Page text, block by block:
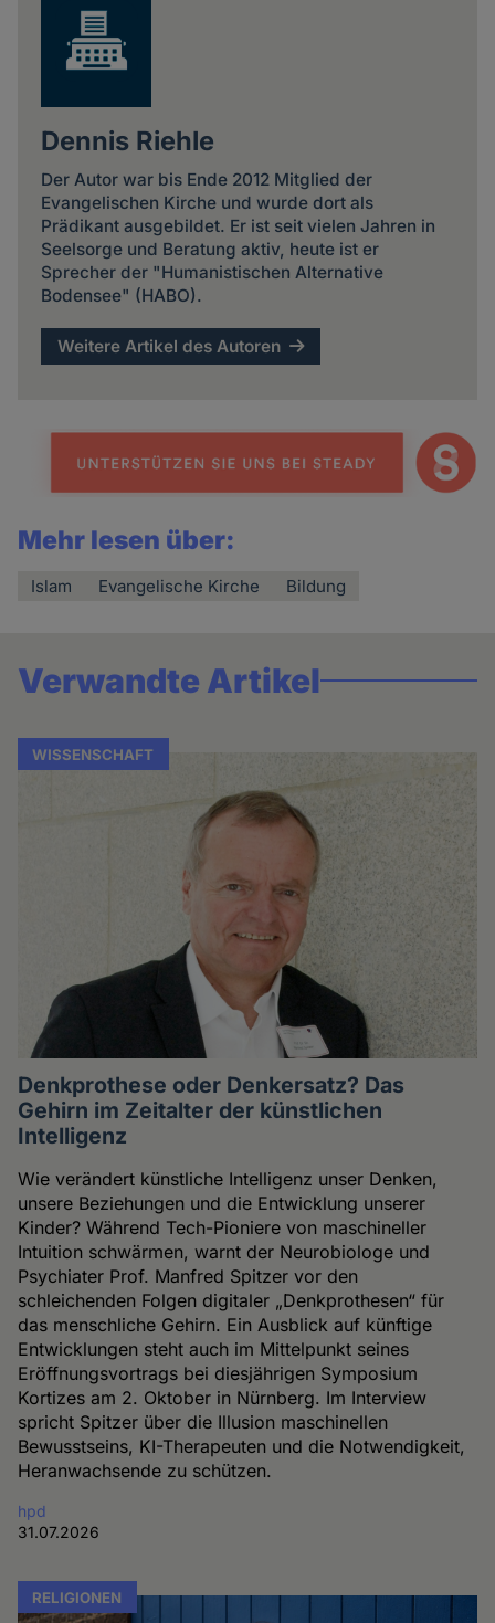
Dennis Riehle
Der Autor war bis Ende 2012 Mitglied der
Evangelischen Kirche und wurde dort als
Prädikant ausgebildet. Er ist seit vielen Jahren in
Seelsorge und Beratung aktiv, heute ist er
Sprecher der "Humanistischen Alternative
Bodensee" (HABO).
Weitere Artikel des Autoren
Mehr lesen über:
Islam Evangelische Kirche Bildung
Verwandte Artikel
WISSENSCHAFT
Denkprothese oder Denkersatz? Das
Gehirn im Zeitalter der künstlichen
Intelligenz
Wie verändert künstliche Intelligenz unser Denken,
unsere Beziehungen und die Entwicklung unserer
Kinder? Während Tech-Pioniere von maschineller
Intuition schwärmen, warnt der Neurobiologe und
Psychiater Prof. Manfred Spitzer vor den
schleichenden Folgen digitaler „Denkprothesen“ für
das menschliche Gehirn. Ein Ausblick auf künftige
Entwicklungen steht auch im Mittelpunkt seines
Eröffnungsvortrags bei diesjährigen Symposium
Kortizes am 2. Oktober in Nürnberg. Im Interview
spricht Spitzer über die Illusion maschinellen
Bewusstseins, KI-Therapeuten und die Notwendigkeit,
Heranwachsende zu schützen.
hpd
31.07.2026
RELIGIONEN